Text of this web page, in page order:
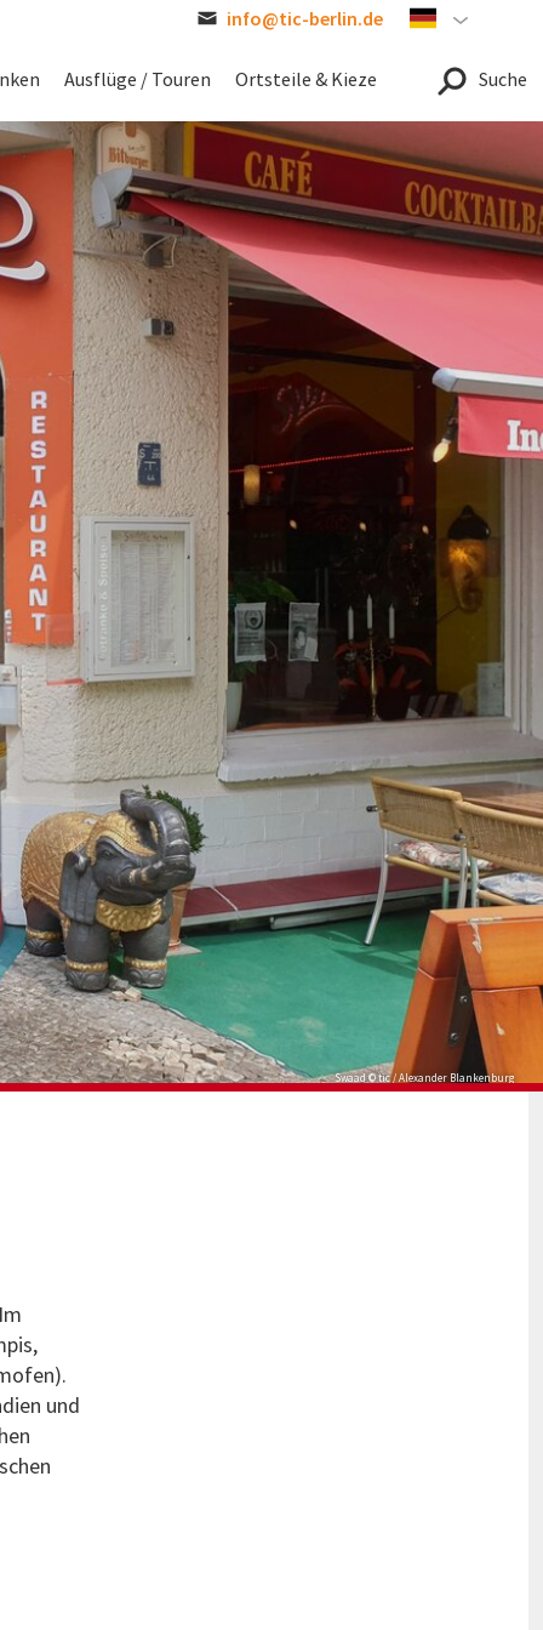
Ausflüge / Touren Ortsteile & Kieze Suche
info@tic-berlin.de German
Swaad © tic / Alexander Blankenburg
und